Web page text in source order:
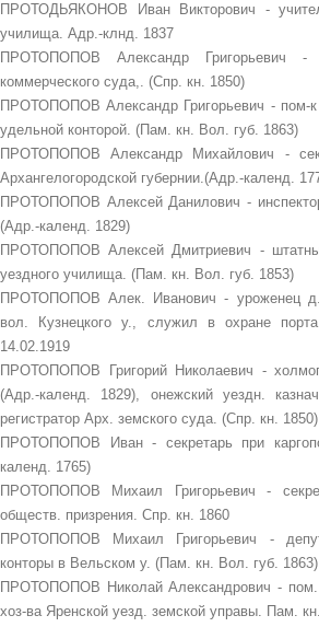
ПРОТОДЬЯКОНОВ Иван Викторович -
училища. Адр.-клнд. 1837
ПРОТОПОПОВ Александр Григорьевич -
коммерческого суда,. (Спр. кн. 1850)
ПРОТОПОПОВ Александр Григорьевич - пом-
удельной конторой. (Пам. кн. Вол. губ. 1863)
ПРОТОПОПОВ Александр Михайлович -
Архангелогородской губернии.(Адр.-календ.
ПРОТОПОПОВ Алексей Данилович -
(Адр.-календ. 1829)
ПРОТОПОПОВ Алексей Дмитриевич -
уездного училища. (Пам. кн. Вол. губ. 1853)
ПРОТОПОПОВ Алек. Иванович - уроженец
вол. Кузнецкого у., служил в охране
14.02.1919
ПРОТОПОПОВ Григорий Николаевич -
(Адр.-календ. 1829), онежский уездн.
регистратор Арх. земского суда. (Спр. кн. 1850)
ПРОТОПОПОВ Иван - секретарь при
календ. 1765)
ПРОТОПОПОВ Михаил Григорьевич -
обществ. призрения. Спр. кн. 1860
ПРОТОПОПОВ Михаил Григорьевич -
конторы в Вельском у. (Пам. кн. Вол. губ. 1863)
ПРОТОПОПОВ Николай Александрович - пом.
хоз-ва Яренской уезд. земской управы. Пам.